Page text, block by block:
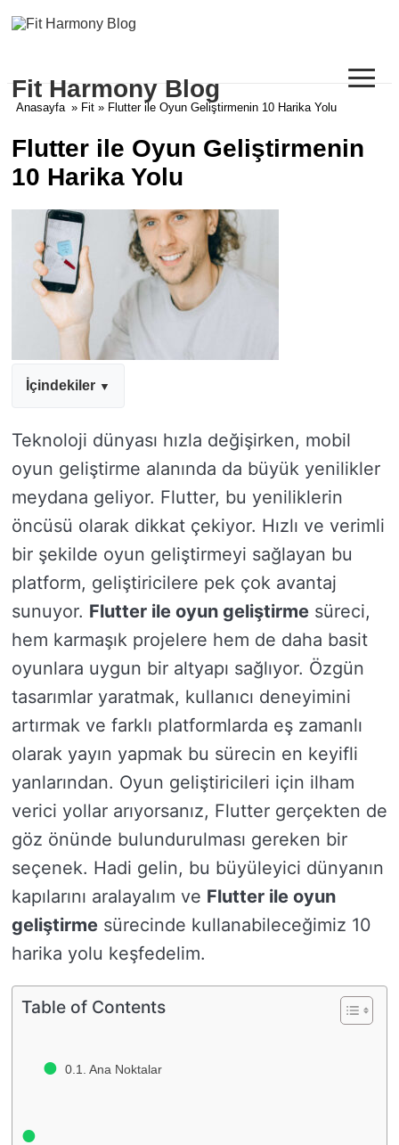
Fit Harmony Blog ≡
Anasayfa » Fit » Flutter ile Oyun Geliştirmenin 10 Harika Yolu
Flutter ile Oyun Geliştirmenin
10 Harika Yolu
İçindekiler
Teknoloji dünyası hızla değişirken, mobil
oyun geliştirme alanında da büyük yenilikler
meydana geliyor. Flutter, bu yeniliklerin
öncüsü olarak dikkat çekiyor. Hızlı ve verimli
bir şekilde oyun geliştirmeyi sağlayan bu
platform, geliştiricilere pek çok avantaj
sunuyor. Flutter ile oyun geliştirme süreci,
hem karmaşık projelere hem de daha basit
oyunlara uygun bir altyapı sağlıyor. Özgün
tasarımlar yaratmak, kullanıcı deneyimini
artırmak ve farklı platformlarda eş zamanlı
olarak yayın yapmak bu sürecin en keyifli
yanlarından. Oyun geliştiricileri için ilham
verici yollar arıyorsanız, Flutter gerçekten de
göz önünde bulundurulması gereken bir
seçenek. Hadi gelin, bu büyüleyici dünyanın
kapılarını aralayalım ve Flutter ile oyun
geliştirme sürecinde kullanabileceğimiz 10
harika yolu keşfedelim.
Table of Contents
Ana Noktalar